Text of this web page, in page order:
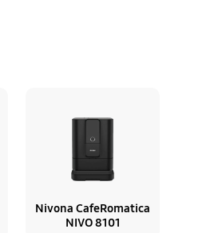
Nivona CafeRomatica
NIVO 8101